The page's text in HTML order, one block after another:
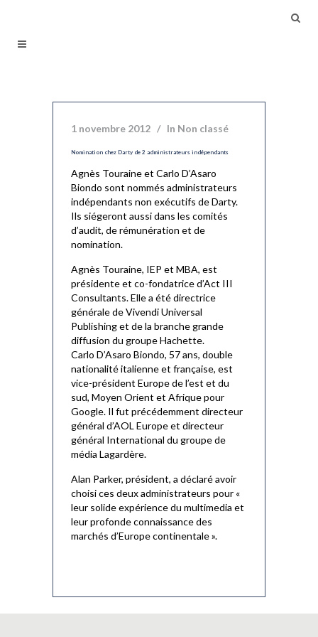
1 novembre 2012 In Non classé
Nomination chez Darty de 2 administrateurs indépendants
Agnès Touraine et Carlo D’Asaro
Biondo sont nommés administrateurs
indépendants non exécutifs de Darty.
Ils siégeront aussi dans les comités
d’audit, de rémunération et de
nomination.
Agnès Touraine, IEP et MBA, est
présidente et co-fondatrice d’Act III
Consultants. Elle a été directrice
générale de Vivendi Universal
Publishing et de la branche grande
diffusion du groupe Hachette.
Carlo D’Asaro Biondo, 57 ans, double
nationalité italienne et française, est
vice-président Europe de l’est et du
sud, Moyen Orient et Afrique pour
Google. Il fut précédemment directeur
général d’AOL Europe et directeur
général International du groupe de
média Lagardère.
Alan Parker, président, a déclaré avoir
choisi ces deux administrateurs pour «
leur solide expérience du multimedia et
leur profonde connaissance des
marchés d’Europe continentale ».